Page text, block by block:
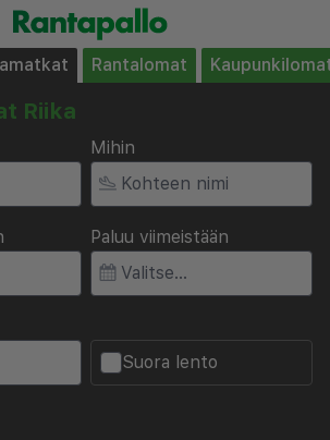
Rantalomat
Riika
Mihin
Paluu viimeistään
Suora lento